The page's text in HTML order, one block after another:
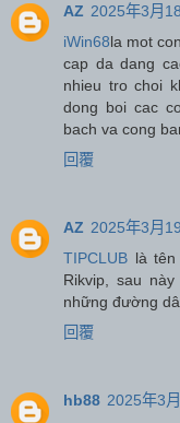
AZ 2025年3月
iWin68la mot
cap da dang
nhieu tro choi
dong boi cac
bach va cong
回覆
AZ 2025年3月
TIPCLUB là
Rikvip, sau
những đường
回覆
hb88 2025年3